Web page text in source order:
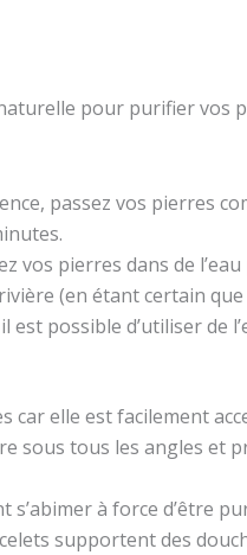
pour purifier vos
passez vos pierres
vos pierres dans de
(en étant certain
possible d’utiliser de
car elle est facilement
sous tous les angles et
s’abimer à force d’être
supportent des